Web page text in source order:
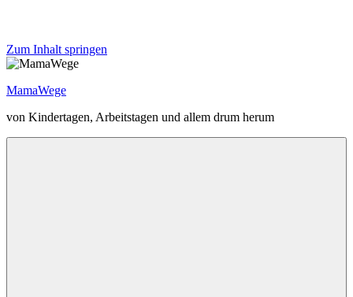
Zum Inhalt springen
MamaWege
von Kindertagen, Arbeitstagen und allem drum herum